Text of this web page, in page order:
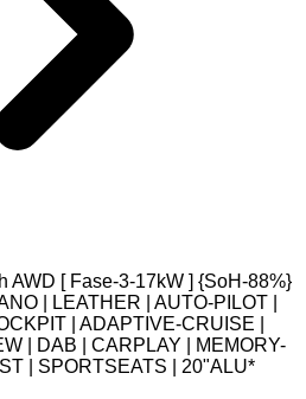
AWD [ Fase-3-17kW ] {SoH-88%}
| LEATHER | AUTO-PILOT |
| ADAPTIVE-CRUISE |
| DAB | CARPLAY | MEMORY-
| SPORTSEATS | 20"ALU*